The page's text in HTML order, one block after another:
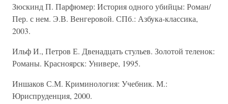
Зюскинд П. Парфюмер: История одного убийцы: Роман/
Пер. с нем. Э.В. Венгеровой. СПб.: Азбука-классика,
2003.
Ильф И., Петров Е. Двенадцать стульев. Золотой теленок:
Романы. Красноярск: Универе, 1995.
Иншаков С.М. Криминология: Учебник. М.:
Юриспруденция, 2000.